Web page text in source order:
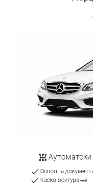
Аутоматски
Основна
Каско осигурање